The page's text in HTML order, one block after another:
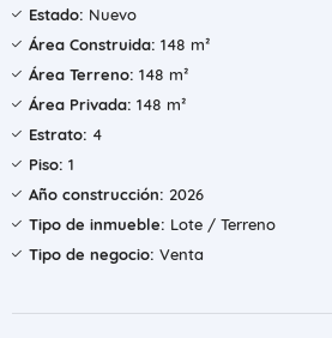
Estado: Nuevo
Área Construida: 148 m²
Área Terreno: 148 m²
Área Privada: 148 m²
Estrato: 4
Piso: 1
Año construcción: 2026
Tipo de inmueble: Lote / Terreno
Tipo de negocio: Venta